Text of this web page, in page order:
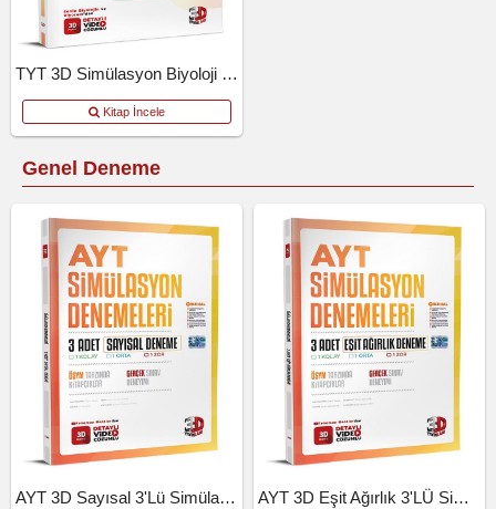
TYT 3D Simülasyon Biyoloji Denemeleri
Kitap İncele
Genel Deneme
AYT 3D Sayısal 3'lü Simülasyon Deneme AYT 3D Eşit Ağırlık 3'LÜ Simülasyon Deneme